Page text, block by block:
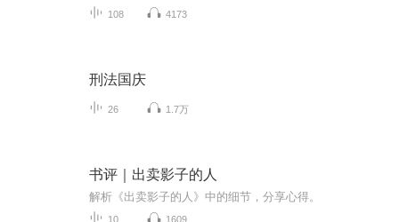
108 4173
刑法国庆
26 1.7万
书评｜出卖影子的人
解析《出卖影子的人》中的细节，分享心得。
10 1609